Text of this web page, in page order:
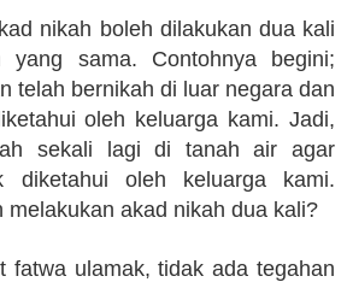
nikah boleh dilakukan dua kali
yang sama. Contohnya begini;
telah bernikah di luar negara dan
oleh keluarga kami. Jadi,
sekali lagi di tanah air agar
diketahui oleh keluarga kami.
melakukan akad nikah dua kali?
fatwa ulamak, tidak ada tegahan